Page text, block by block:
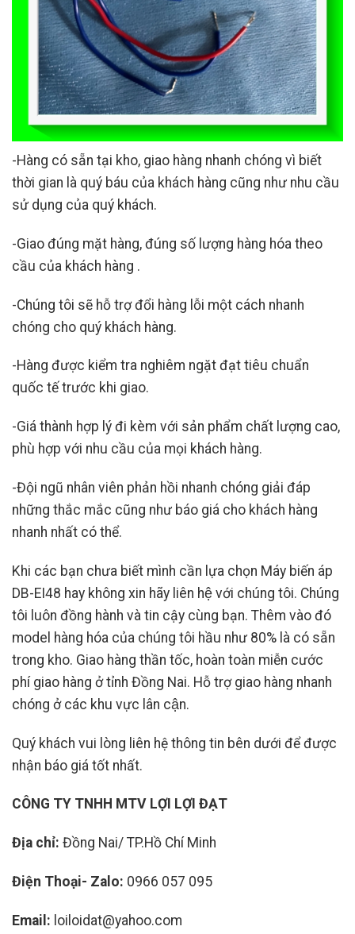
-Hàng có sẵn tại kho, giao hàng nhanh chóng vì biết
thời gian là quý báu của khách hàng cũng như nhu cầu
sử dụng của quý khách.
-Giao đúng mặt hàng, đúng số lượng hàng hóa theo
cầu của khách hàng .
-Chúng tôi sẽ hỗ trợ đổi hàng lỗi một cách nhanh
chóng cho quý khách hàng.
-Hàng được kiểm tra nghiêm ngặt đạt tiêu chuẩn
quốc tế trước khi giao.
-Giá thành hợp lý đi kèm với sản phẩm chất lượng cao,
phù hợp với nhu cầu của mọi khách hàng.
-Đội ngũ nhân viên phản hồi nhanh chóng giải đáp
những thắc mắc cũng như báo giá cho khách hàng
nhanh nhất có thể.
Khi các bạn chưa biết mình cần lựa chọn Máy biến áp
DB-EI48 hay không xin hãy liên hệ với chúng tôi. Chúng
tôi luôn đồng hành và tin cậy cùng bạn. Thêm vào đó
model hàng hóa của chúng tôi hầu như 80% là có sẵn
trong kho. Giao hàng thần tốc, hoàn toàn miễn cước
phí giao hàng ở tỉnh Đồng Nai. Hỗ trợ giao hàng nhanh
chóng ở các khu vực lân cận.
Quý khách vui lòng liên hệ thông tin bên dưới để được
nhận báo giá tốt nhất.
CÔNG TY TNHH MTV LỢI LỢI ĐẠT
Địa chỉ: Đồng Nai/ TP.Hồ Chí Minh
Điện Thoại- Zalo: 0966 057 095
Email: loiloidat@yahoo.com